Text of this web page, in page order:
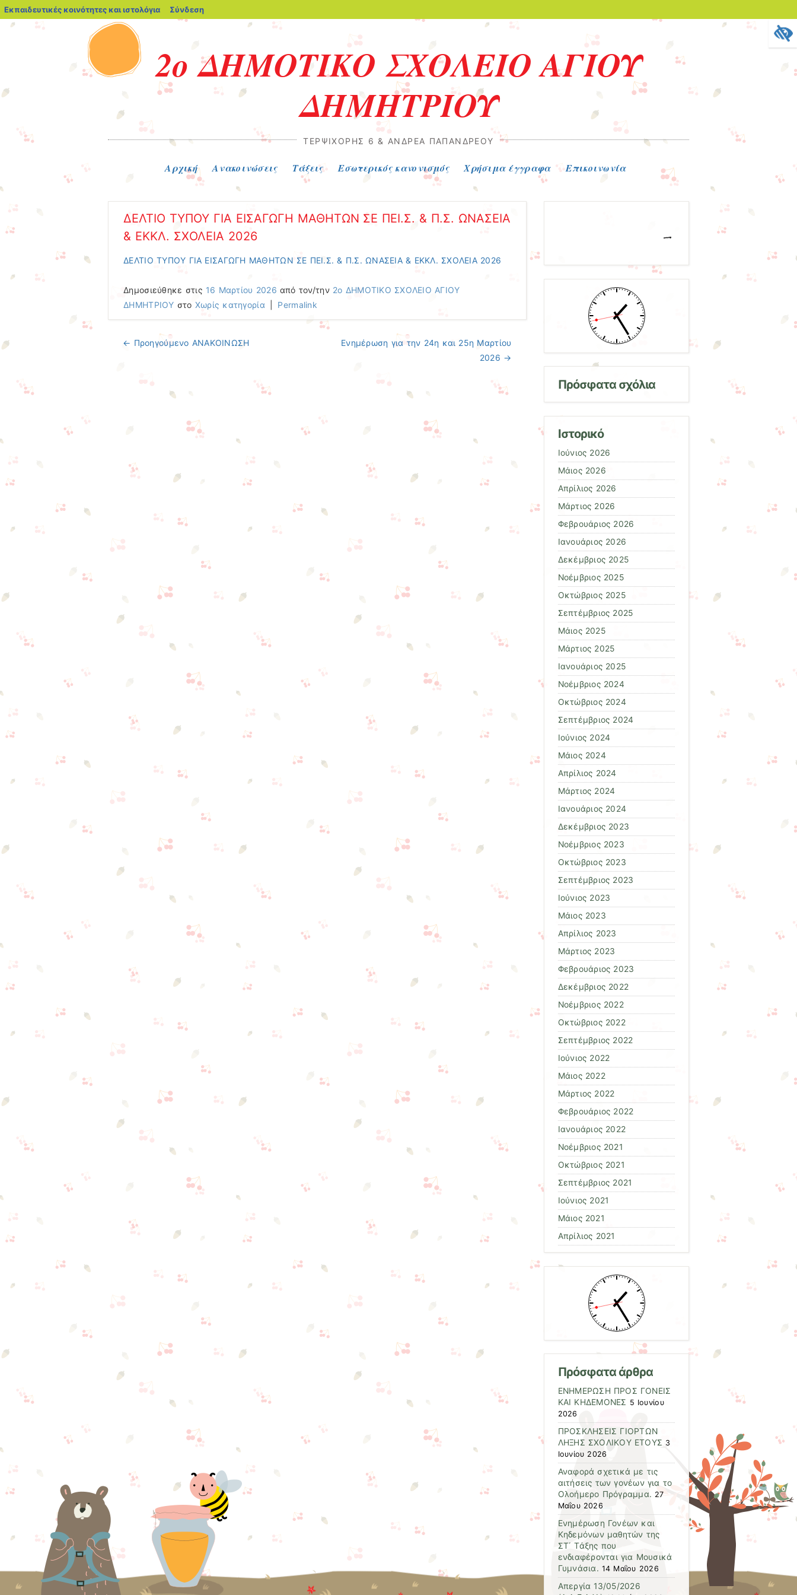
Εκπαιδευτικές κοινότητες και ιστολόγια blogs.sch.gr
Σύνδεση
2ο ΔΗΜΟΤΙΚΟ ΣΧΟΛΕΙΟ ΑΓΙΟΥ
ΔΗΜΗΤΡΙΟΥ
ΤΕΡΨΙΧΌΡΗΣ 6 & ΑΝΔΡΈΑ ΠΑΠΑΝΔΡΈΟΥ
Μετάβαση στο περιεχόμενο
Αρχική Ανακοινώσεις Τάξεις Εσωτερικός κανονισμός Χρήσιμα έγγραφα Επικοινωνία
ΔΕΛΤΙΟ ΤΥΠΟΥ ΓΙΑ ΕΙΣΑΓΩΓΗ ΜΑΘΗΤΩΝ ΣΕ ΠΕΙ.Σ. & Π.Σ. ΩΝΑΣΕΙΑ
& ΕΚΚΛ. ΣΧΟΛΕΙΑ 2026
ΔΕΛΤΙΟ ΤΥΠΟΥ ΓΙΑ ΕΙΣΑΓΩΓΗ ΜΑΘΗΤΩΝ ΣΕ ΠΕΙ.Σ. & Π.Σ. ΩΝΑΣΕΙΑ & ΕΚΚΛ. ΣΧΟΛΕΙΑ 2026
Δημοσιεύθηκε στις 16 Μαρτίου 2026 από τον/την 2ο ΔΗΜΟΤΙΚΟ ΣΧΟΛΕΙΟ ΑΓΙΟΥ
ΔΗΜΗΤΡΙΟΥ στο Χωρίς κατηγορία Permalink
Πλοήγηση άρθρων
← Προηγούμενo ΑΝΑΚΟΙΝΩΣΗ
Ενημέρωση για την 24η και 25η Μαρτίου
2026 →
Πρόσφατα σχόλια
Ιστορικό
Ιούνιος 2026
Μάιος 2026
Απρίλιος 2026
Μάρτιος 2026
Φεβρουάριος 2026
Ιανουάριος 2026
Δεκέμβριος 2025
Νοέμβριος 2025
Οκτώβριος 2025
Σεπτέμβριος 2025
Μάιος 2025
Μάρτιος 2025
Ιανουάριος 2025
Νοέμβριος 2024
Οκτώβριος 2024
Σεπτέμβριος 2024
Ιούνιος 2024
Μάιος 2024
Απρίλιος 2024
Μάρτιος 2024
Ιανουάριος 2024
Δεκέμβριος 2023
Νοέμβριος 2023
Οκτώβριος 2023
Σεπτέμβριος 2023
Ιούνιος 2023
Μάιος 2023
Απρίλιος 2023
Μάρτιος 2023
Φεβρουάριος 2023
Δεκέμβριος 2022
Νοέμβριος 2022
Οκτώβριος 2022
Σεπτέμβριος 2022
Ιούνιος 2022
Μάιος 2022
Μάρτιος 2022
Φεβρουάριος 2022
Ιανουάριος 2022
Νοέμβριος 2021
Οκτώβριος 2021
Σεπτέμβριος 2021
Ιούνιος 2021
Μάιος 2021
Απρίλιος 2021
Πρόσφατα άρθρα
ΕΝΗΜΕΡΩΣΗ ΠΡΟΣ ΓΟΝΕΙΣ
ΚΑΙ ΚΗΔΕΜΟΝΕΣ 5 Ιουνίου
2026
ΠΡΟΣΚΛΗΣΕΙΣ ΓΙΟΡΤΩΝ
ΛΗΞΗΣ ΣΧΟΛΙΚΟΥ ΕΤΟΥΣ 3
Ιουνίου 2026
Αναφορά σχετικά με τις
αιτήσεις των γονέων για το
Ολοήμερο Πρόγραμμα. 27
Μαΐου 2026
Ενημέρωση Γονέων και
Κηδεμόνων μαθητών της
ΣΤ΄ Τάξης που
ενδιαφέρονται για Μουσικά
Γυμνάσια. 14 Μαΐου 2026
Απεργία 13/05/2026